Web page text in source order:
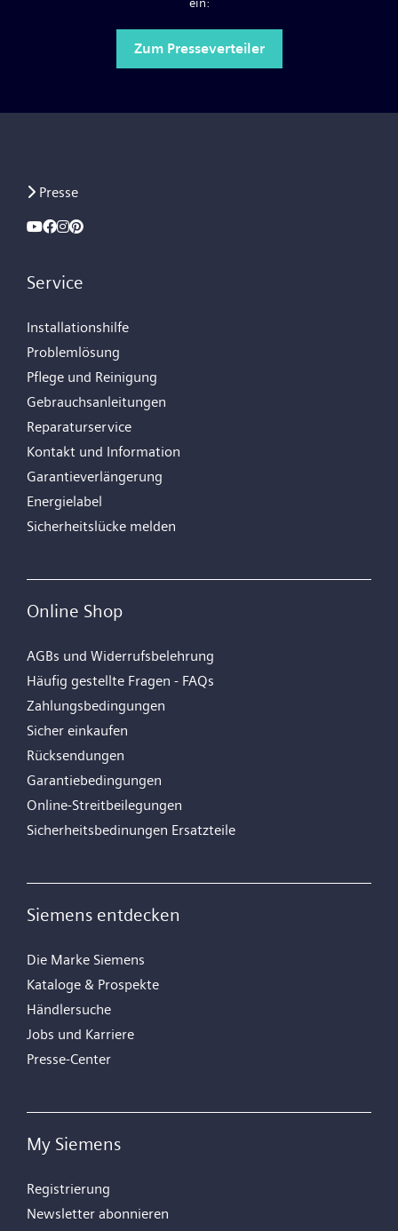
Zum Presseverteiler
Presse
Service
Installationshilfe
Problemlösung
Pflege und Reinigung
Gebrauchsanleitungen
Reparaturservice
Kontakt und Information
Garantieverlängerung
Energielabel
Sicherheitslücke melden
Online Shop
AGBs und Widerrufsbelehrung
Häufig gestellte Fragen - FAQs
Zahlungsbedingungen
Sicher einkaufen
Rücksendungen
Garantiebedingungen
Online-Streitbeilegungen
Sicherheitsbedinungen Ersatzteile
Siemens entdecken
Die Marke Siemens
Kataloge & Prospekte
Händlersuche
Jobs und Karriere
Presse-Center
My Siemens
Registrierung
Newsletter abonnieren